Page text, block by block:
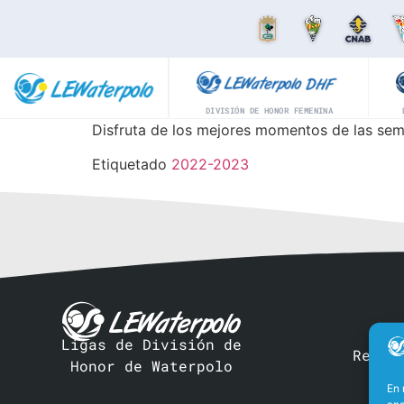
En
DIVISIÓN DE HONOR FEMENINA
Disfruta de los mejores momentos de las
Etiquetado 2022-2023
Ligas de División de
Honor de Waterpolo
Real